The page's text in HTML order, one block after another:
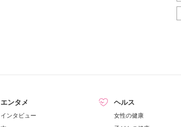
エンタメ
インタビュー
ヘルス
女性の健康